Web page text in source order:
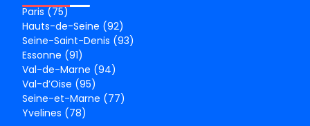
Paris (75)
Hauts-de-Seine (92)
Seine-Saint-Denis (93)
Essonne (91)
Val-de-Marne (94)
Val-d’Oise (95)
Seine-et-Marne (77)
Yvelines (78)